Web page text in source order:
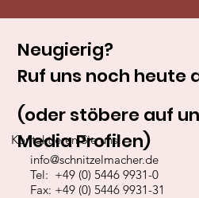
Neugierig?
Ruf uns noch heute
(oder stöbere auf
Media Profilen)
Kontaktieren Sie uns!
info@schnitzelmacher.de
Tel: +49 (0) 5446 9931-0
Fax: +49 (0) 5446 9931-31